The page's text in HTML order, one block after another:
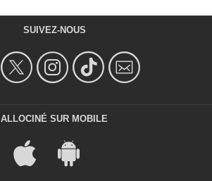
SUIVEZ-NOUS
ALLOCINÉ SUR MOBILE